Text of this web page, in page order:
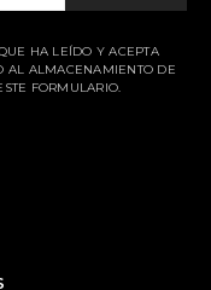
HA LEÍDO Y ACEPTA
AL ALMACENAMIENTO DE
FORMULARIO.